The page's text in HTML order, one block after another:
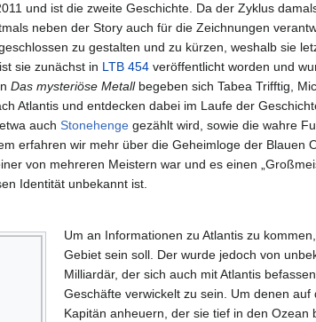
und ist die zweite Geschichte. Da der Zyklus
neben der Story auch für die Zeichnungen
zu gestalten und zu kürzen, weshalb sie
sie zunächst in LTB 454 veröffentlicht worden und
Das mysteriöse Metallbegeben sich Tabea Trifftig,
Atlantis und entdecken dabei im Laufe der
auch Stonehenge gezählt wird, sowie die wahre
erfahren wir mehr über die Geheimloge der Blauen
von mehreren Meistern war und es einen
Identität unbekannt ist.
Um an Informationen zu Atlantis zu
Gebiet sein soll. Der wurde jedoch von
Milliardär, der sich auch mit Atlantis
Geschäfte verwickelt zu sein. Um denen
Kapitän anheuern, der sie tief in den